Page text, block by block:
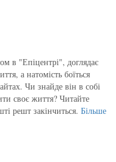
в "Епіцентрі", доглядає
а натомість боїться
Чи знайде він в собі
своє життя? Читайте
решт закінчиться. Більше